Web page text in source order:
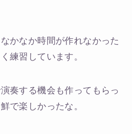
かなか時間が作れなかった
練習しています。
奏する機会も作ってもらっ
で楽しかったな。